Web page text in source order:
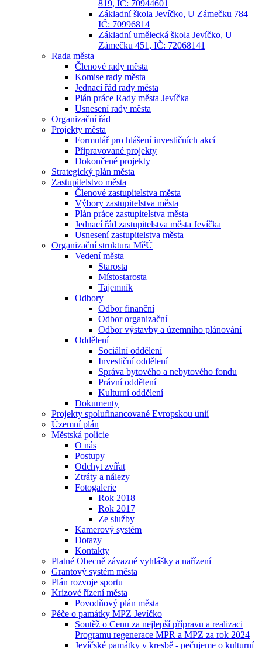
819, IČ: 70944601
Základní škola Jevíčko, U Zámečku 784
IČ: 70996814
Základní umělecká škola Jevíčko, U
Zámečku 451, IČ: 72068141
Rada města
Členové rady města
Komise rady města
Jednací řád rady města
Plán práce Rady města Jevíčka
Usnesení rady města
Organizační řád
Projekty města
Formulář pro hlášení investičních akcí
Připravované projekty
Dokončené projekty
Strategický plán města
Zastupitelstvo města
Členové zastupitelstva města
Výbory zastupitelstva města
Plán práce zastupitelstva města
Jednací řád zastupitelstva města Jevíčka
Usnesení zastupitelstva města
Organizační struktura MěÚ
Vedení města
Starosta
Místostarosta
Tajemník
Odbory
Odbor finanční
Odbor organizační
Odbor výstavby a územního plánování
Oddělení
Sociální oddělení
Investiční oddělení
Správa bytového a nebytového fondu
Právní oddělení
Kulturní oddělení
Dokumenty
Projekty spolufinancované Evropskou unií
Územní plán
Městská policie
O nás
Postupy
Odchyt zvířat
Ztráty a nálezy
Fotogalerie
Rok 2018
Rok 2017
Ze služby
Kamerový systém
Dotazy
Kontakty
Platné Obecně závazné vyhlášky a nařízení
Grantový systém města
Plán rozvoje sportu
Krizové řízení města
Povodňový plán města
Péče o památky MPZ Jevíčko
Soutěž o Cenu za nejlepší přípravu a realizaci
Programu regenerace MPR a MPZ za rok 2024
Jevíčské památky v kresbě - pečujeme o kulturní